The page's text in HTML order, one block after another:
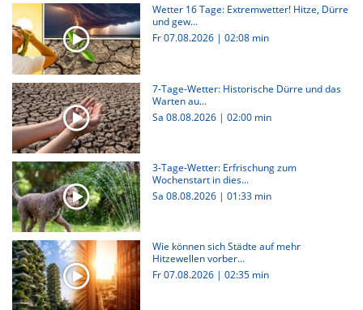
Wetter 16 Tage: Extremwetter! Hitze, Dürre
und gew...
Fr 07.08.2026 | 02:08 min
7-Tage-Wetter: Historische Dürre und das
Warten au...
Sa 08.08.2026 | 02:00 min
3-Tage-Wetter: Erfrischung zum
Wochenstart in dies...
Sa 08.08.2026 | 01:33 min
Wie können sich Städte auf mehr
Hitzewellen vorber...
Fr 07.08.2026 | 02:35 min